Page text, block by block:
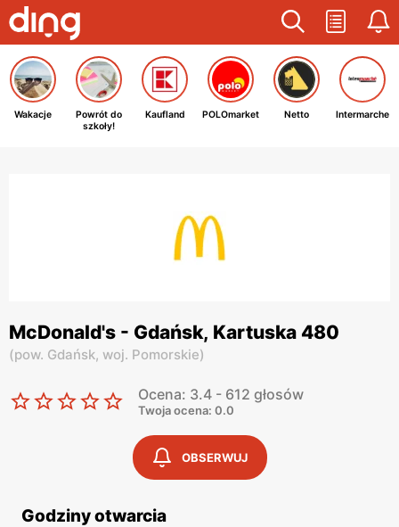
Wakacje
Powrót do
szkoły!
Kaufland POLOmarket Netto Intermarche
McDonald's - Gdańsk, Kartuska 480
(pow. Gdańsk, woj. Pomorskie)
Ocena: 3.4 - 612 głosów
Twoja ocena: 0.0
OBSERWUJ
Godziny otwarcia